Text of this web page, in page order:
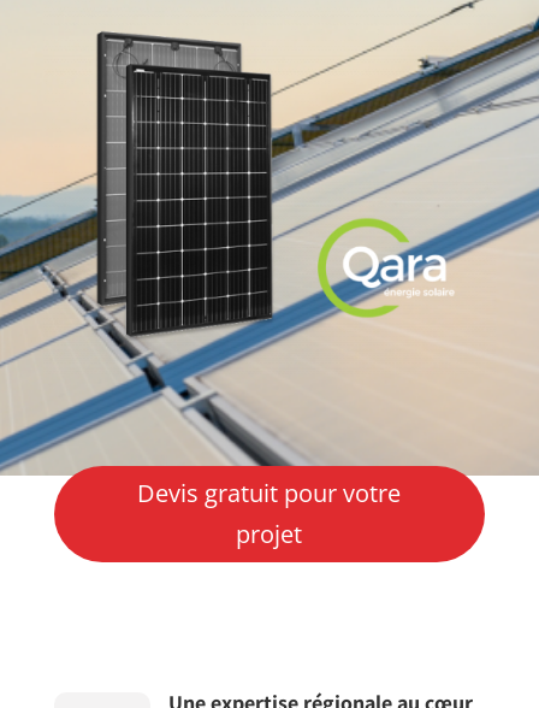
Devis gratuit pour votre
projet
Une expertise régionale au cœur